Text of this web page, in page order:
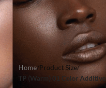
Home/Product Size/
TP (Warm) 01 Color Additive